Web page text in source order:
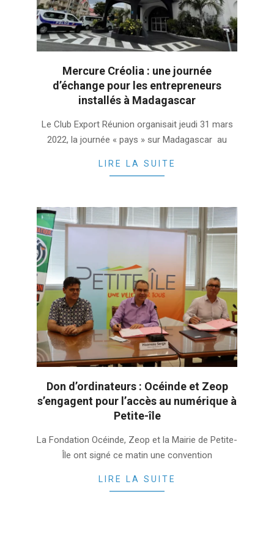
Mercure Créolia : une journée
d’échange pour les entrepreneurs
installés à Madagascar
03-
Le Club Export Réunion organisait jeudi 31 mars
2022, la journée « pays » sur Madagascar au
LIRE LA SUITE
Don d’ordinateurs : Océinde et Zeop
s’engagent pour l’accès au numérique à
Petite-île
03-
La Fondation Océinde, Zeop et la Mairie de Petite-
Île ont signé ce matin une convention
LIRE LA SUITE